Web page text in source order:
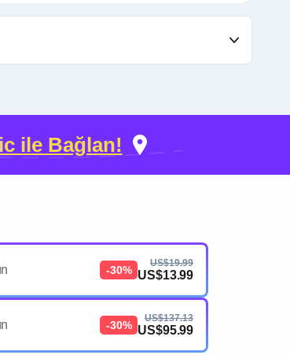
ile Bağlan!
-30%
US$19.99
US$13.99
-30%
US$137.13
US$95.99